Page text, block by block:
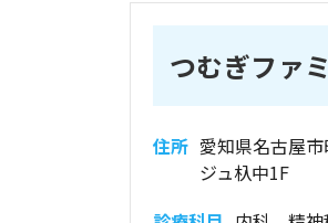
つむぎファ
住所 愛知県名古屋
ジュ杁中1F